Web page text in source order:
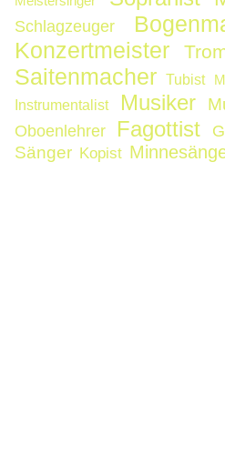
Schlagzeuger
Konzertmeister
Saitenmacher Tubist
Instrumentalist Musiker
Oboenlehrer Fagottist
Sänger Kopist